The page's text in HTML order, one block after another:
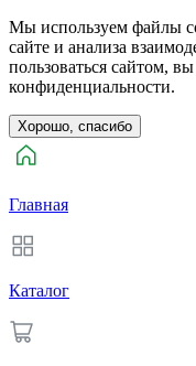
Мы используем файлы
сайте и анализа
пользоваться сайтом,
конфиденциальности.
Хорошо, спасибо
Главная
Каталог